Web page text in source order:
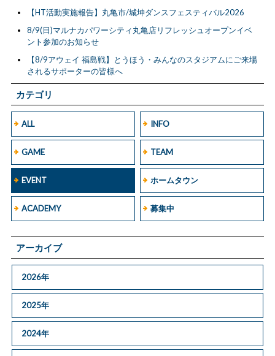
カテゴリ
ALL INFO
GAME TEAM
EVENT ホームタウン
ACADEMY 募集中
アーカイブ
2026年
2025年
2024年
【HT活動実施報告】丸亀市/城坤ダンスフェスティバル2026
8/9(日)マルナカパワーシティ丸亀店リフレッシュオープンイベ
ント参加のお知らせ
【8/9アウェイ 福島戦】とうほう・みんなのスタジアムにご来場
されるサポーターの皆様へ